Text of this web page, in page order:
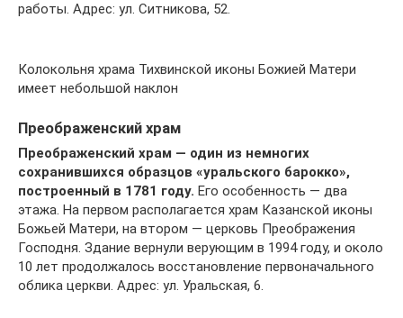
работы. Адрес: ул. Ситникова, 52.
Колокольня храма Тихвинской иконы Божией Матери
имеет небольшой наклон
Преображенский храм
Преображенский храм — один из немногих
сохранившихся образцов «уральского барокко»,
построенный в 1781 году. Его особенность — два
этажа. На первом располагается храм Казанской иконы
Божьей Матери, на втором — церковь Преображения
Господня. Здание вернули верующим в 1994 году, и около
10 лет продолжалось восстановление первоначального
облика церкви. Адрес: ул. Уральская, 6.